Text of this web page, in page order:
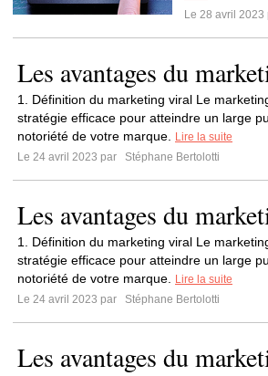
Le 28 avril 2023
Les avantages du
1. Définition du marketing viral Le
stratégie efficace pour atteindre un large
notoriété de votre marque.
Lire la suite
Le 24 avril 2023 par
Stéphane Bertolotti
Les avantages du
1. Définition du marketing viral Le
stratégie efficace pour atteindre un large
notoriété de votre marque.
Lire la suite
Le 24 avril 2023 par
Stéphane Bertolotti
Les avantages du